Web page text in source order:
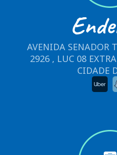
AVENIDA SENADOR
2926 , LUC 08
CIDADE